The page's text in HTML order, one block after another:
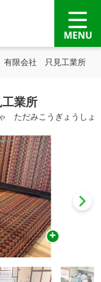
有限会社 只見工業所
業所
ただみこうぎょうしょ